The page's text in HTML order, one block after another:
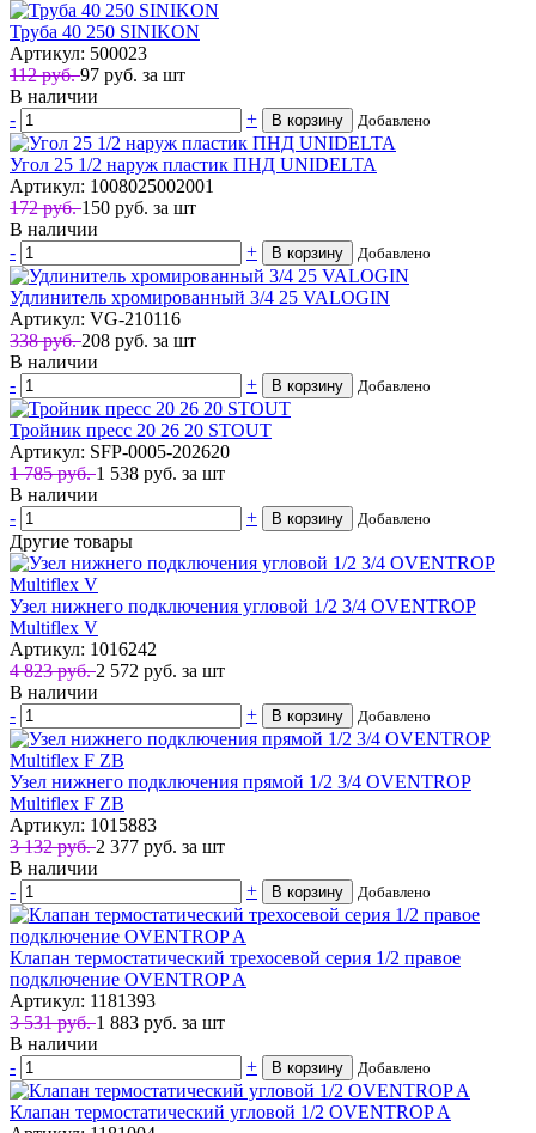
Труба 40 250 SINIKON
Артикул: 500023
112 руб.97 руб. за шт
В наличии
-
+ В корзину Добавлено
Угол 25 1/2 наруж пластик ПНД UNIDELTA
Артикул: 1008025002001
172 руб.150 руб. за шт
В наличии
-
+ В корзину Добавлено
Удлинитель хромированный 3/4 25 VALOGIN
Артикул: VG-210116
338 руб.208 руб. за шт
В наличии
-
+ В корзину Добавлено
Тройник пресс 20 26 20 STOUT
Артикул: SFP-0005-202620
1 785 руб.1 538 руб. за шт
В наличии
-
+ В корзину Добавлено
Другие товары
Узел нижнего подключения угловой 1/2 3/4 OVENTROP
Multiflex V
Артикул: 1016242
4 823 руб.2 572 руб. за шт
В наличии
-
+ В корзину Добавлено
Узел нижнего подключения прямой 1/2 3/4 OVENTROP
Multiflex F ZВ
Артикул: 1015883
3 132 руб.2 377 руб. за шт
В наличии
-
+ В корзину Добавлено
Клапан термостатический трехосевой серия 1/2 правое
подключение OVENTROP A
Артикул: 1181393
3 531 руб.1 883 руб. за шт
В наличии
-
+ В корзину Добавлено
Клапан термостатический угловой 1/2 OVENTROP A